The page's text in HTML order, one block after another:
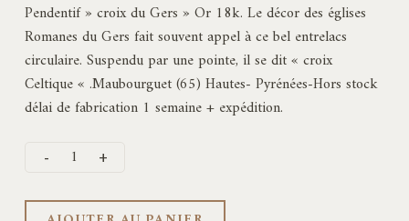
Pendentif » croix du Gers » Or 18k. Le décor des églises
Romanes du Gers fait souvent appel à ce bel entrelacs
circulaire. Suspendu par une pointe, il se dit « croix
Celtique « .Maubourguet (65) Hautes- Pyrénées-Hors stock
délai de fabrication 1 semaine + expédition.